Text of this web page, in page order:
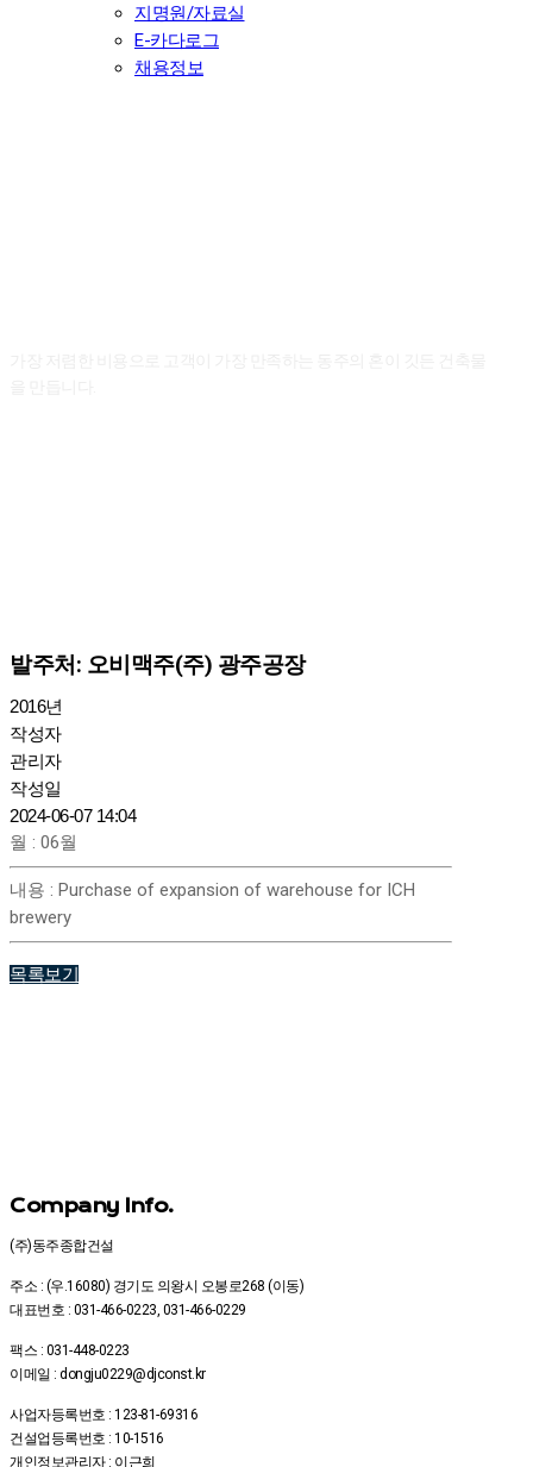
지명원/자료실
E-카다로그
채용정보
발주처: 오비맥주(주) 광주공장
2016년
작성자
관리자
작성일
2024-06-07 14:04
월 : 06월
내용 : Purchase of expansion of warehouse for ICH
brewery
목록보기
Company Info.
(주)동주종합건설
주소 : (우.16080) 경기도 의왕시 오봉로268 (이동)
대표번호 : 031-466-0223, 031-466-0229
팩스 : 031-448-0223
이메일 : dongju0229@djconst.kr
사업자등록번호 : 123-81-69316
건설업등록번호 : 10-1516
개인정보관리자 : 이근희